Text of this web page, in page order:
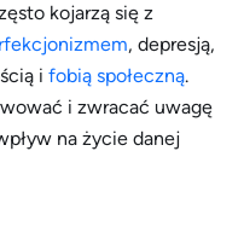
kojarzą się z
, depresją,
i fobią społeczną.
i zwracać uwagę
na życie danej